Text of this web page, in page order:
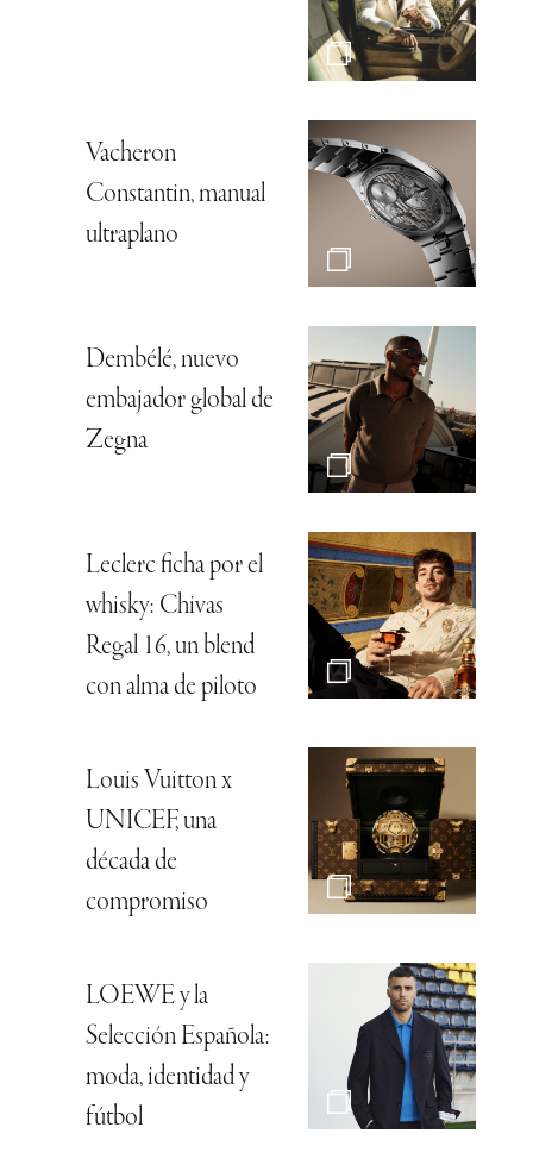
Vacheron
Constantin, manual
ultraplano
Dembélé, nuevo
embajador global de
Zegna
Leclerc ficha por el
whisky: Chivas
Regal 16, un blend
con alma de piloto
Louis Vuitton x
UNICEF, una
década de
compromiso
LOEWE y la
Selección Española:
moda, identidad y
fútbol